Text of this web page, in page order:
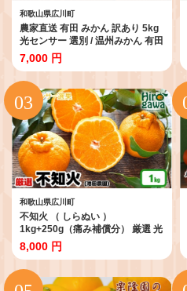
和歌山県広川町
農家直送 有田 みかん 訳あり 5kg
光センサー 選別 / 温州みかん 有田
みかん 甘い 家庭用 和歌山 柑橘
※11月中旬～1月中旬に順次発送
※北海道・沖縄・離島への配送不
可 【nuk004-noka-c5A】
7,000 円
和歌山県広川町
不知火 （ しらぬい ）
1kg+250g（痛み補償分） 厳選 光
センサー / デコポン 高級 甘い 和
歌山 柑橘 ※2027年2月上旬～4月
上旬に順次発送 ※北海道・沖縄・
離島への配送不可 【ikd010-p-
8,000 円